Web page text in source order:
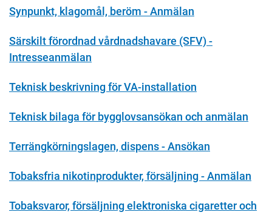
Synpunkt, klagomål, beröm - Anmälan
Särskilt förordnad vårdnadshavare (SFV) -
Intresseanmälan
Teknisk beskrivning för VA-installation
Teknisk bilaga för bygglovsansökan och anmälan
Terrängkörningslagen, dispens - Ansökan
Tobaksfria nikotinprodukter, försäljning - Anmälan
Tobaksvaror, försäljning elektroniska cigaretter och